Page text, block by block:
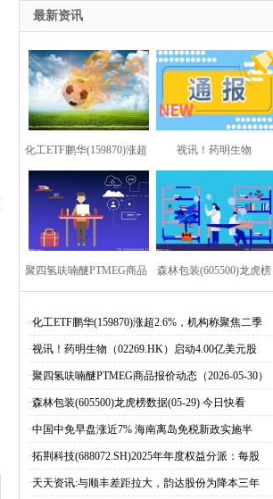
最新资讯
化工ETF鹏华(159870)涨超
2.6%，机构称聚焦二季度
业绩&涨价，重视底部配
置机会
视讯！药明生物
（02269.HK）启动4.00亿
美元股份回购计划
聚四氢呋喃醚PTMEG商品
百事通
森林包装(605500)龙虎榜
·化工ETF鹏华(159870)涨超2.6%，机构称聚焦二季
·视讯！药明生物（02269.HK）启动4.00亿美元股
·聚四氢呋喃醚PTMEG商品报价动态（2026-05-30）
·森林包装(605500)龙虎榜数据(05-29) 今日快看
·中国中免早盘涨近7% 海南离岛免税新政实施半
·拓荆科技(688072.SH)2025年年度权益分派：每股
·天天资讯:与顺丰差距拉大，韵达股份为降本三年